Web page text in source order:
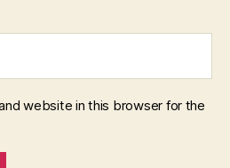
website in this browser for the